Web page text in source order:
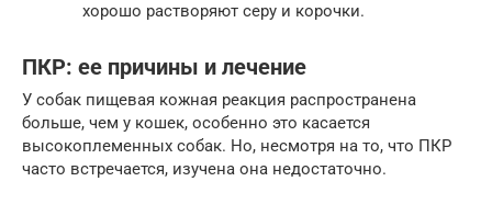
хорошо растворяют серу и корочки.
ПКР: ее причины и лечение
У собак пищевая кожная реакция распространена
больше, чем у кошек, особенно это касается
высокоплеменных собак. Но, несмотря на то, что ПКР
часто встречается, изучена она недостаточно.